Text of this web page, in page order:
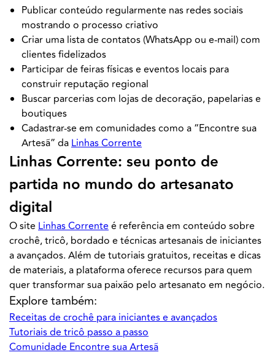
Publicar conteúdo regularmente nas redes sociais
mostrando o processo criativo
Criar uma lista de contatos (WhatsApp ou e-mail) com
clientes fidelizados
Participar de feiras físicas e eventos locais para
construir reputação regional
Buscar parcerias com lojas de decoração, papelarias e
boutiques
Cadastrar-se em comunidades como a “Encontre sua
Artesã” da Linhas Corrente
Linhas Corrente: seu ponto de
partida no mundo do artesanato
digital
O site Linhas Corrente é referência em conteúdo sobre
crochê, tricô, bordado e técnicas artesanais de iniciantes
a avançados. Além de tutoriais gratuitos, receitas e dicas
de materiais, a plataforma oferece recursos para quem
quer transformar sua paixão pelo artesanato em negócio.
Explore também:
Receitas de crochê para iniciantes e avançados
Tutoriais de tricô passo a passo
Comunidade Encontre sua Artesã